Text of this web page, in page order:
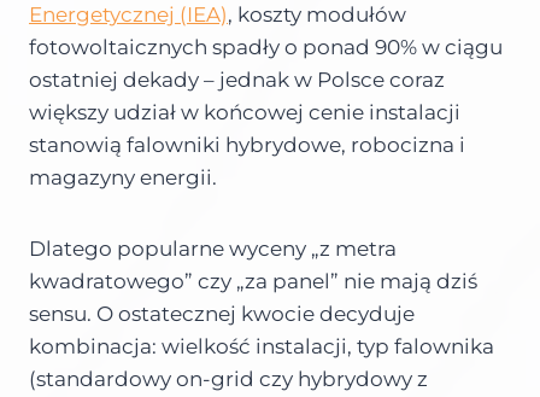
Energetycznej (IEA), koszty modułów
fotowoltaicznych spadły o ponad 90% w ciągu
ostatniej dekady – jednak w Polsce coraz
większy udział w końcowej cenie instalacji
stanowią falowniki hybrydowe, robocizna i
magazyny energii.
Dlatego popularne wyceny „z metra
kwadratowego” czy „za panel” nie mają dziś
sensu. O ostatecznej kwocie decyduje
kombinacja: wielkość instalacji, typ falownika
(standardowy on-grid czy hybrydowy z